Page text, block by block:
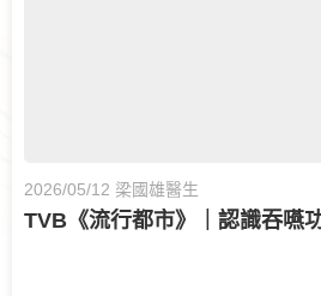
2026/05/12 梁國雄醫生
TVB《流行都市》｜認識吞嚥